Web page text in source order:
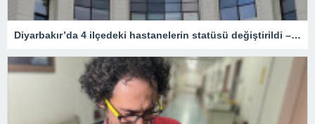
Diyarbakır’da 4 ilçedeki hastanelerin statüsü değiştirildi – Sağlık